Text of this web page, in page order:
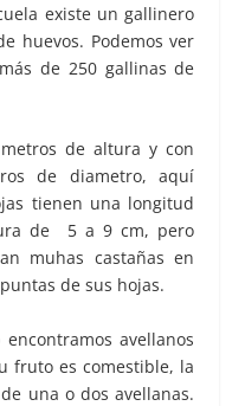
existe un gallinero
huevos. Podemos ver
de 250 gallinas de
de altura y con
de diametro, aquí
tienen una longitud
de 5 a 9 cm, pero
muhas castañas en
de sus hojas.
avellanos
fruto es comestible, la
una o dos avellanas.